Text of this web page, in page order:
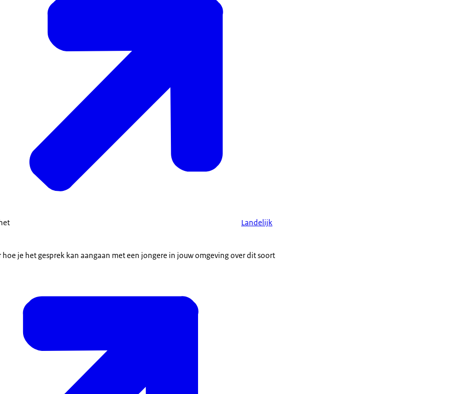
nationale wetgeving over terroristische online inhoud vastgelegd in deLandelijk
je het gesprek kan aangaan met een jongere in jouw omgeving over dit soort